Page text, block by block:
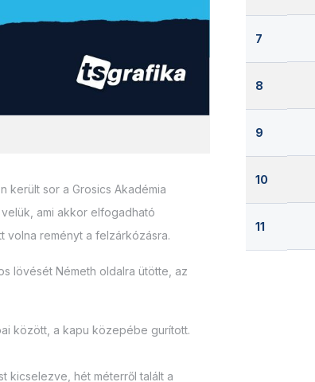
került sor a Grosics Akadémia
ami akkor elfogadható
volna reményt a felzárkózásra.
lövését Németh oldalra ütötte, az
között, a kapu közepébe gurított.
kicselezve, hét méterről talált a
7
8
9
10
11